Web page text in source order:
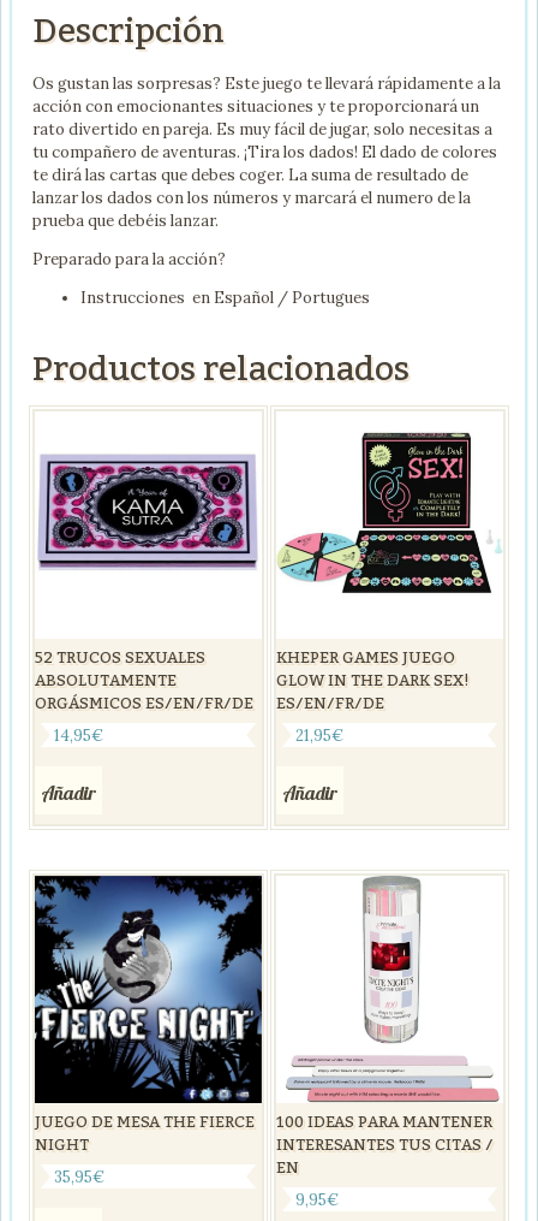
Descripción
Os gustan las sorpresas? Este juego te llevará rápidamente a la
acción con emocionantes situaciones y te proporcionará un
rato divertido en pareja. Es muy fácil de jugar, solo necesitas a
tu compañero de aventuras. ¡Tira los dados! El dado de colores
te dirá las cartas que debes coger. La suma de resultado de
lanzar los dados con los números y marcará el numero de la
prueba que debéis lanzar.
Preparado para la acción?
Instrucciones en Español / Portugues
Productos relacionados
52 TRUCOS SEXUALES
ABSOLUTAMENTE
ORGÁSMICOS ES/EN/FR/DE
14,95€
Añadir
KHEPER GAMES JUEGO
GLOW IN THE DARK SEX!
ES/EN/FR/DE
21,95€
Añadir
JUEGO DE MESA THE FIERCE
NIGHT
35,95€
100 IDEAS PARA MANTENER
INTERESANTES TUS CITAS /
EN
9,95€